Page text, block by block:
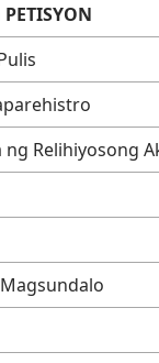
ng Relihiyosong